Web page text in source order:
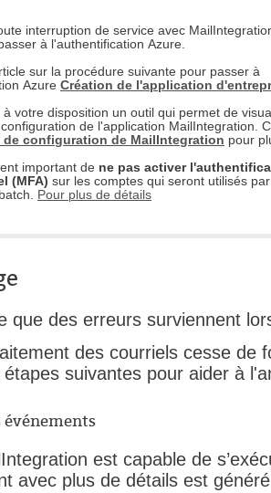
KB
Loi25 Quebec
MailIntegration
Octopus 7
Outils
permissions
Relations
requêtes
interruption de service avec
à l'authentification Azure.
sur la procédure suivante pour passer à
Azure Création de l'application
votre disposition un outil qui permet de
de l'application MailIntegration.
de configuration de MailIntegration pour
important de ne pas activer
(MFA) sur les comptes qui seront utilisés
Pour plus de détails
que des erreurs surviennent
des courriels cesse de
suivantes pour aider à
événements
est capable de
avec plus de détails est